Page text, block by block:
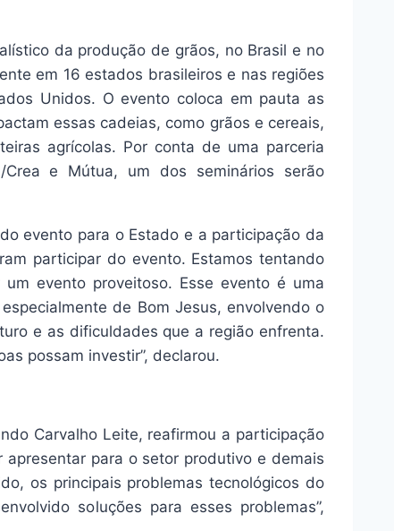
da produção de grãos, no Brasil e no
em 16 estados brasileiros e nas regiões
Unidos. O evento coloca em pauta as
essas cadeias, como grãos e cereais,
agrícolas. Por conta de uma parceria
e Mútua, um dos seminários serão
evento para o Estado e a participação da
participar do evento. Estamos tentando
evento proveitoso. Esse evento é uma
de Bom Jesus, envolvendo o
e as dificuldades que a região enfrenta.
possam investir”, declarou.
Carvalho Leite, reafirmou a participação
para o setor produtivo e demais
os principais problemas tecnológicos do
soluções para esses problemas”,